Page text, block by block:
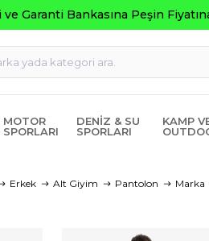
MOTOR
SPORLARI
DENIZ & SU
SPORLARI
KAMP
Erkek Alt Giyim Pantolon Marka